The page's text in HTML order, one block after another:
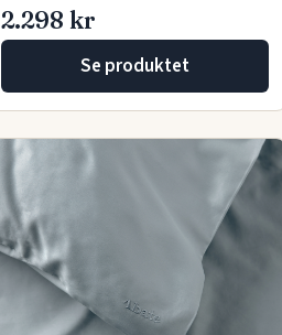
2.298 kr
Se produktet